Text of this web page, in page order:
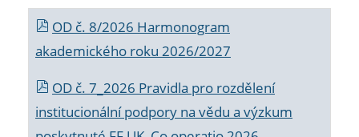
OD č. 8/2026 Harmonogram
akademického roku 2026/2027
OD č. 7_2026 Pravidla pro rozdělení
institucionální podpory na vědu a výzkum